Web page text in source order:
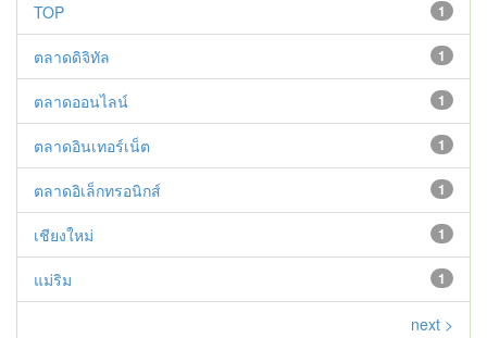
1
TOP
1
ตลาดดิจิทัล
1
ตลาดออนไลน์
1
ตลาดอินเทอร์เน็ต
1
ตลาดอิเล็กทรอนิกส์
1
เชียงใหม่
1
แม่ริม
next >